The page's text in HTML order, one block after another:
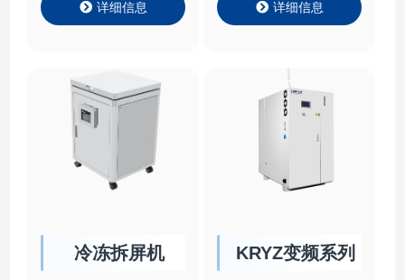
详细信息 详细信息
冷冻拆屏机 KRYZ变频系列